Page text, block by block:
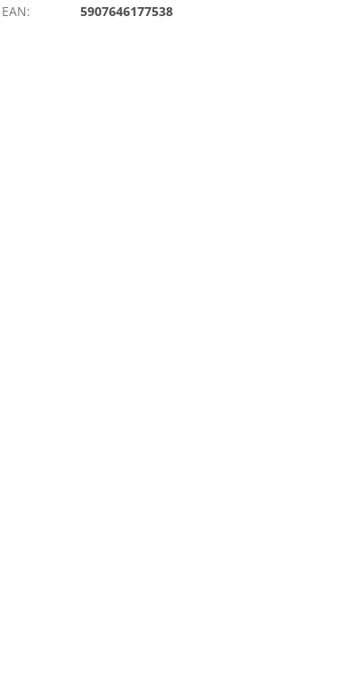
EAN: 5907646177538